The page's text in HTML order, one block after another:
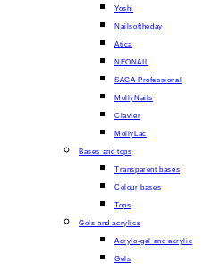
Yoshi
Nailsoftheday
Atica
NEONAIL
SAGA Professional
MollyNails
Clavier
MollyLac
Bases and tops
Transparent bases
Colour bases
Tops
Gels and acrylics
Acrylo-gel and acrylic
Gels